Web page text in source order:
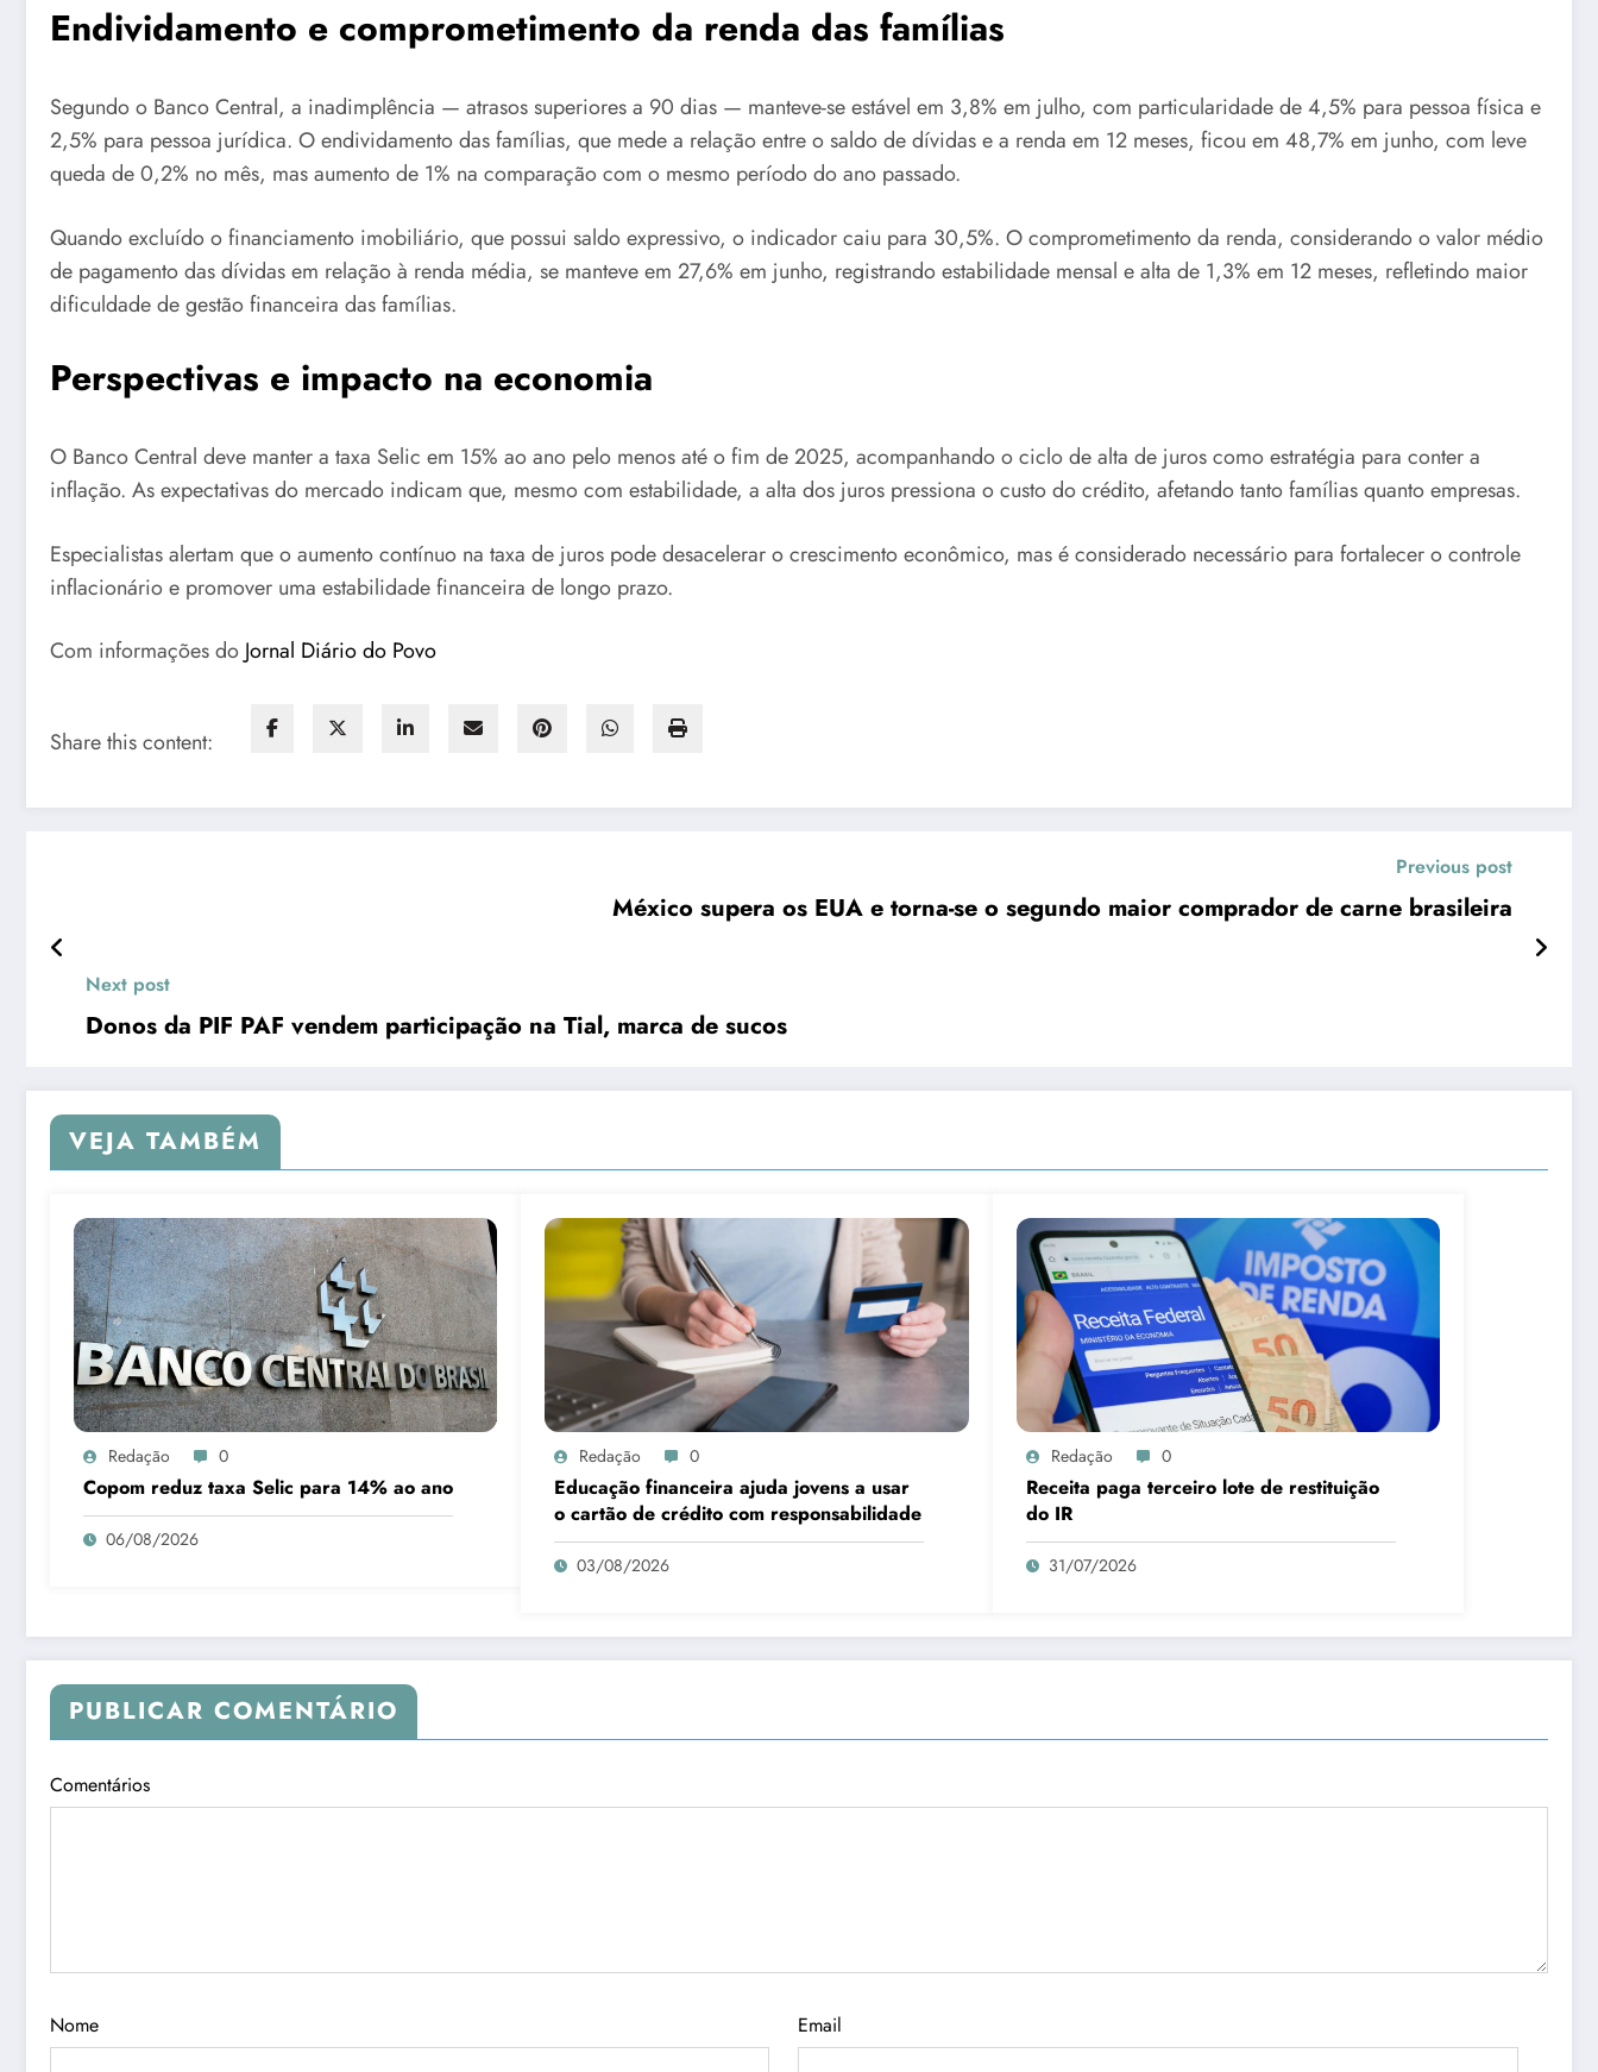
Endividamento e comprometimento da renda das famílias
Segundo o Banco Central, a inadimplência — atrasos superiores a 90 dias — manteve-se estável em 3,8% em julho, com particularidade de 4,5% para pessoa física e
2,5% para pessoa jurídica. O endividamento das famílias, que mede a relação entre o saldo de dívidas e a renda em 12 meses, ficou em 48,7% em junho, com leve
queda de 0,2% no mês, mas aumento de 1% na comparação com o mesmo período do ano passado.
Quando excluído o financiamento imobiliário, que possui saldo expressivo, o indicador caiu para 30,5%. O comprometimento da renda, considerando o valor médio
de pagamento das dívidas em relação à renda média, se manteve em 27,6% em junho, registrando estabilidade mensal e alta de 1,3% em 12 meses, refletindo maior
dificuldade de gestão financeira das famílias.
Perspectivas e impacto na economia
O Banco Central deve manter a taxa Selic em 15% ao ano pelo menos até o fim de 2025, acompanhando o ciclo de alta de juros como estratégia para conter a
inflação. As expectativas do mercado indicam que, mesmo com estabilidade, a alta dos juros pressiona o custo do crédito, afetando tanto famílias quanto empresas.
Especialistas alertam que o aumento contínuo na taxa de juros pode desacelerar o crescimento econômico, mas é considerado necessário para fortalecer o controle
inflacionário e promover uma estabilidade financeira de longo prazo.
Com informações do Jornal Diário do Povo
Share this content:
Previous post
México supera os EUA e torna-se o segundo maior comprador de carne brasileira
Next post
Donos da PIF PAF vendem participação na Tial, marca de sucos
VEJA TAMBÉM
Redação 0
Copom reduz taxa Selic para 14% ao ano
06/08/2026
Redação 0
Educação financeira ajuda jovens a usar
o cartão de crédito com responsabilidade
03/08/2026
Redação 0
Receita paga terceiro lote de restituição
do IR
31/07/2026
PUBLICAR COMENTÁRIO
Comentários
Nome Email